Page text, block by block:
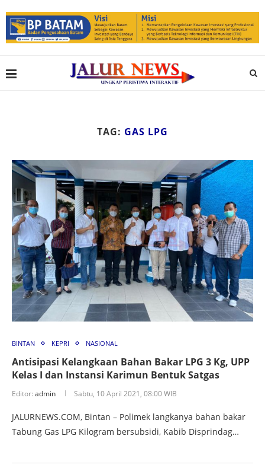
TAG: GAS LPG
BINTAN KEPRI NASIONAL
Antisipasi Kelangkaan Bahan Bakar LPG 3 Kg, UPP
Kelas I dan Instansi Karimun Bentuk Satgas
Editor: admin Sabtu, 10 April 2021, 08:00 WIB
JALURNEWS.COM, Bintan – Polimek langkanya bahan bakar
Tabung Gas LPG Kilogram bersubsidi, Kabib Disprindag…